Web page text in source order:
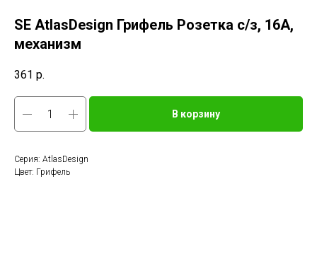
SE AtlasDesign Грифель Розетка с/з, 16А,
механизм
361 р.
В корзину
Серия: AtlasDesign
Цвет: Грифель